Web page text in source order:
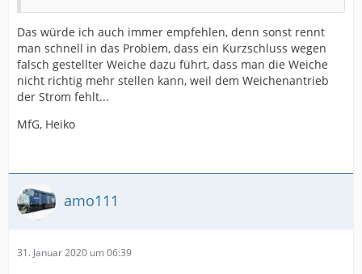
Das würde ich auch immer empfehlen, denn sonst rennt
man schnell in das Problem, dass ein Kurzschluss wegen
falsch gestellter Weiche dazu führt, dass man die Weiche
nicht richtig mehr stellen kann, weil dem Weichenantrieb
der Strom fehlt...
MfG, Heiko
amo111
31. Januar 2020 um 06:39